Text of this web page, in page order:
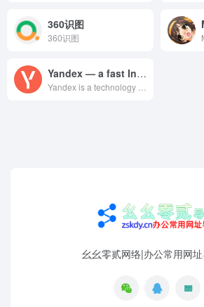
360识图
360识图
Yandex — a fast Internet search
幺幺零贰网络|办公常用网址